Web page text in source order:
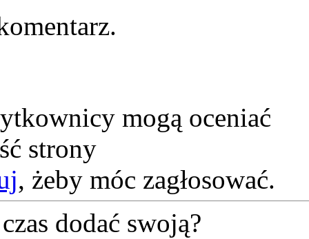
mogą oceniać
strony
, żeby móc zagłosować.
dodać swoją?